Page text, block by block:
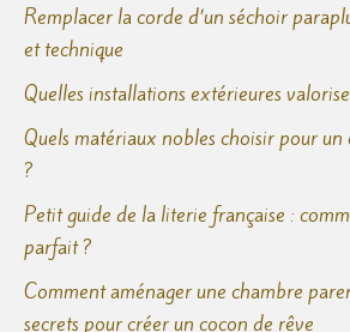
Remplacer la corde d’un séchoir
et technique
Quelles installations extérieures
Quels matériaux nobles choisir pour un
?
Petit guide de la literie française :
parfait ?
Comment aménager une chambre
secrets pour créer un cocon de rêve